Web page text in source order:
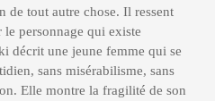
de tout autre chose. Il ressent
personnage qui existe
décrit une jeune femme qui se
sans misérabilisme, sans
Elle montre la fragilité de son